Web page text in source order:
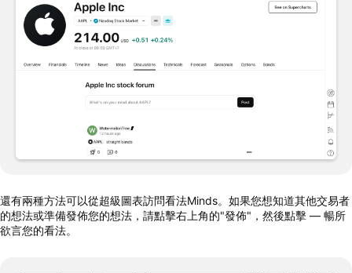
還有兩種方法可以從超級圖表訪問看法Minds。如果您想知道其他交易者
的想法或準備發佈您的想法，請點擊右上角的"發佈"，然後點擊 — 暢所
欲言您的看法。